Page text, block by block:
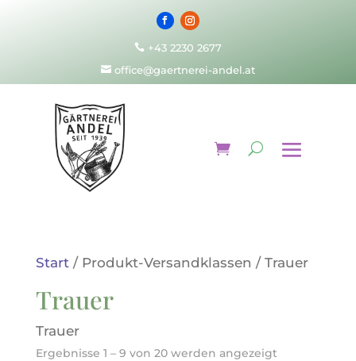
 +43 2230 2677
office@gaertnerei-andel.at
Start/ Produkt-Versandklassen / Trauer
Trauer
Trauer
Ergebnisse 1 – 9 von 20 werden angezeigt